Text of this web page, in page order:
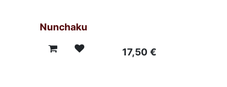
Nunchaku
17,50€